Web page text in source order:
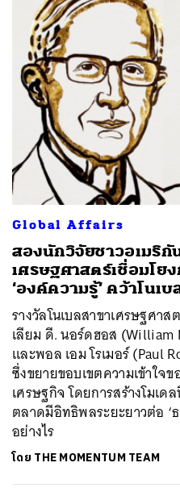
Global Affairs
สองนักวิจัยชาวอเมริกั
เศรษฐศาสตร์เชื่อมโยง
‘องค์ความรู้’ คว้าโนเ
รางวัลโนเบลสาขาเศรษฐศา
เลียม ดี. นอร์ดฮอส (William
และพอล เอม โรเมอร์ (Paul
ซึ่งขยายขอบเขตความเข้าใจ
เศรษฐกิจ โดยการสร้างโมเ
ตลาดมีอิทธิพลระยะยาวต่อ ‘
อย่างไร
โดย THE MOMENTUM TEAM
ค้นหา